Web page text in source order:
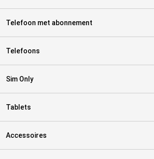
Telefoon met abonnement
Telefoons
Sim Only
Tablets
Accessoires